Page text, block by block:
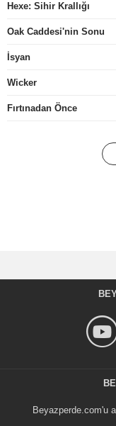
Hexe: Sihir Krallığı
Oak Caddesi'nin Sonu
İsyan
Wicker
Fırtınadan Önce
Beyazperde.com'u